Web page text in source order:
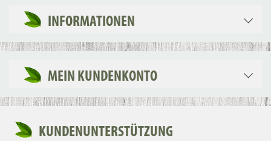
INFORMATIONEN
MEIN KUNDENKONTO
KUNDENUNTERSTÜTZUNG